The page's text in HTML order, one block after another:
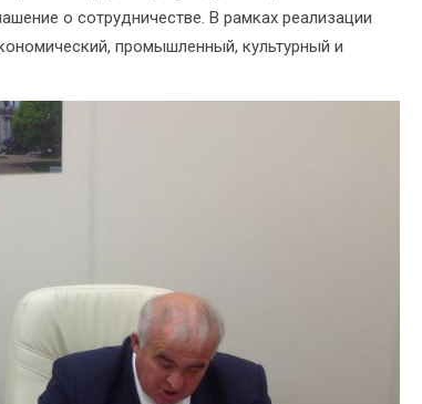
о сотрудничестве. В рамках реализации
промышленный, культурный и